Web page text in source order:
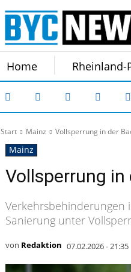
Home Rheinland-
Start Mainz Vollsperrung in der
Mainz
Vollsperrung
Verkehrsbehinderungen
Sanierung unter
von Redaktion 07.02.2026 - 21:35